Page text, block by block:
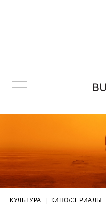
КУЛЬТУРА | КИНО/СЕРИАЛЫ